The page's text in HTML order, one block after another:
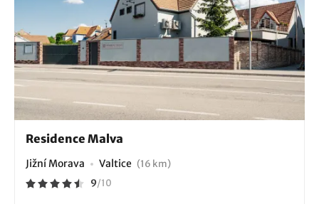
Residence Malva
Jižní Morava Valtice (16 km)
9/10